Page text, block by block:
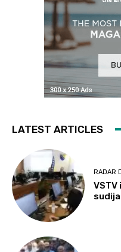
LATEST ARTICLES
RADAR
VSTV